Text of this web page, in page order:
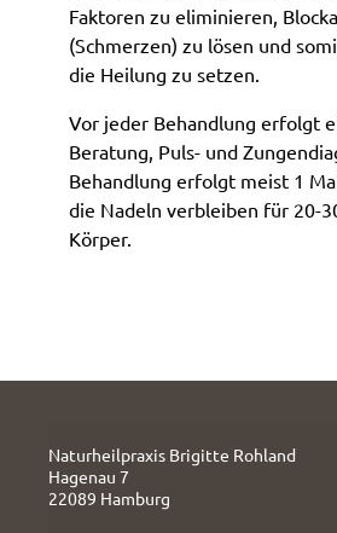
Faktoren zu eliminieren,
(Schmerzen) zu lösen und
die Heilung zu setzen.
Vor jeder Behandlung erfolgt
Beratung, Puls- und
Behandlung erfolgt meist 1
die Nadeln verbleiben für 20-
Körper.
Naturheilpraxis Brigitte Rohland
Hagenau 7
22089 Hamburg